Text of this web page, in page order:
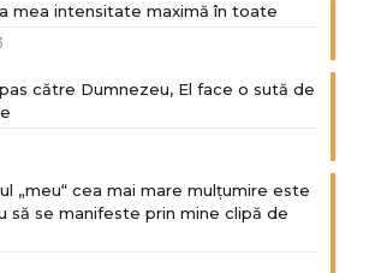
mea intensitate maximă în toate
către Dumnezeu, El face o sută de
„meu“ cea mai mare mulțumire este
să se manifeste prin mine clipă de